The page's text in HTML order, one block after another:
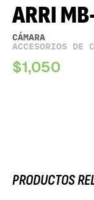
ARRI
CÁMARA
ACCESORIOS DE
$1,050
PRODUCTOS